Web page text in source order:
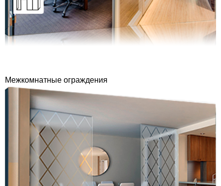
Межкомнатные ограждения